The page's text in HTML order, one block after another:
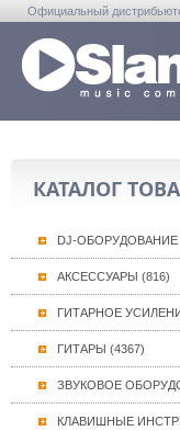
Официальный
КАТАЛОГ
DJ-ОБОРУДОВАНИЕ
АКСЕССУАРЫ (816)
ГИТАРНОЕ
ГИТАРЫ (4367)
ЗВУКОВОЕ
КЛАВИШНЫЕ